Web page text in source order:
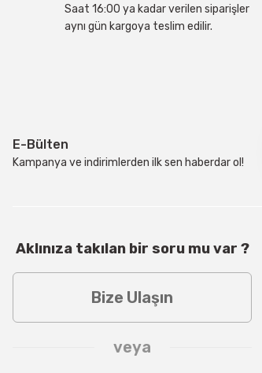
Bu ürüne benzer farklı alternatifler olmalı.
Saat 16:00 ya kadar verilen siparişler
aynı gün kargoya teslim edilir.
E-Bülten
Kampanya ve indirimlerden ilk sen haberdar ol!
Aklınıza takılan bir soru mu var ?
Bize Ulaşın
veya